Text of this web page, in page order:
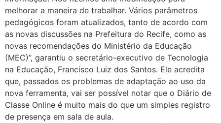
melhorar a maneira de trabalhar. Vários parâmetros
pedagógicos foram atualizados, tanto de acordo com
as novas discussões na Prefeitura do Recife, como as
novas recomendações do Ministério da Educação
(MEC)”, garantiu o secretário-executivo de Tecnologia
na Educação, Francisco Luiz dos Santos. Ele acredita
que, passados os problemas de adaptação ao uso da
nova ferramenta, vai ser possível notar que o Diário de
Classe Online é muito mais do que um simples registro
de presença em sala de aula.